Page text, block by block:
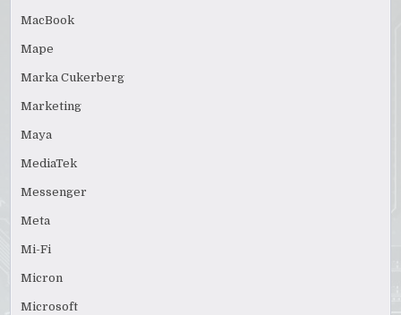
MacBook
Mape
Marka Cukerberg
Marketing
Maya
MediaTek
Messenger
Meta
Mi-Fi
Micron
Microsoft